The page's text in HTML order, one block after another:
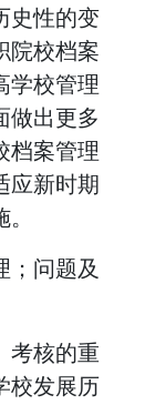
史性的变
院校档案
学校管理
做出更多
档案管理
应新时期
；问题及
考核的重
校发展历